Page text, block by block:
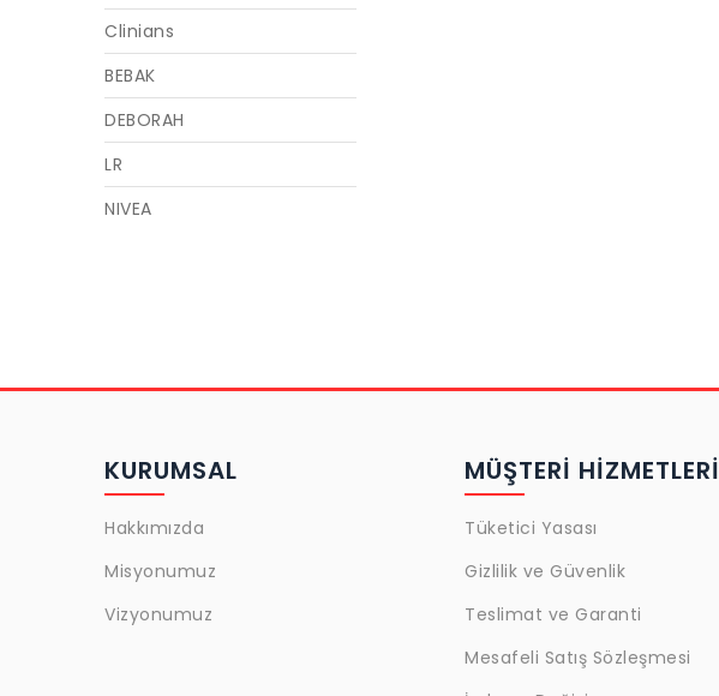
Clinians
BEBAK
DEBORAH
LR
NIVEA
GOLDEN ROSE
ACTIVEX
ULRIC DE VARENS
JAJA
Snob
KURUMSAL
Hakkımızda
Misyonumuz
Vizyonumuz
MÜŞTERİ HİZMETLERİ
Tüketici Yasası
Gizlilik ve Güvenlik
Teslimat ve Garanti
Mesafeli Satış Sözleşmesi